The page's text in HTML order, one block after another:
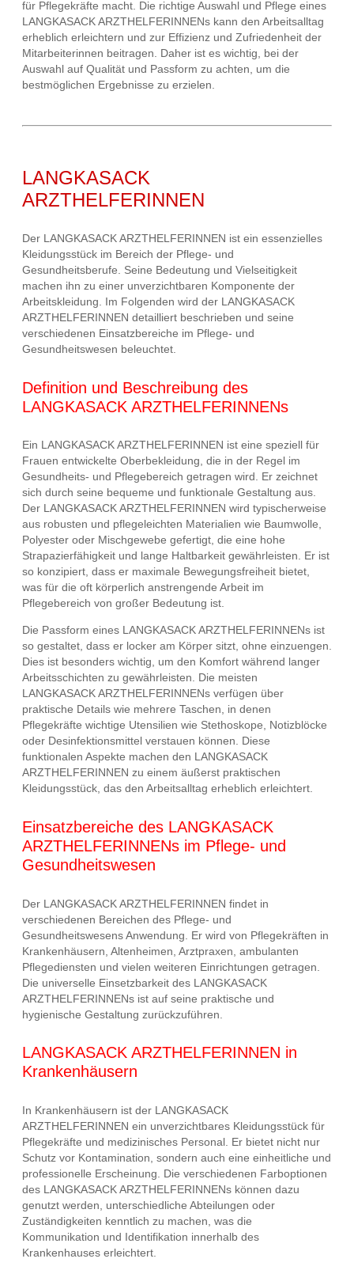
für Pflegekräfte macht. Die richtige Auswahl und Pflege eines
LANGKASACK ARZTHELFERINNENs kann den Arbeitsalltag
erheblich erleichtern und zur Effizienz und Zufriedenheit der
Mitarbeiterinnen beitragen. Daher ist es wichtig, bei der
Auswahl auf Qualität und Passform zu achten, um die
bestmöglichen Ergebnisse zu erzielen.
LANGKASACK
ARZTHELFERINNEN
Der LANGKASACK ARZTHELFERINNEN ist ein essenzielles
Kleidungsstück im Bereich der Pflege- und
Gesundheitsberufe. Seine Bedeutung und Vielseitigkeit
machen ihn zu einer unverzichtbaren Komponente der
Arbeitskleidung. Im Folgenden wird der LANGKASACK
ARZTHELFERINNEN detailliert beschrieben und seine
verschiedenen Einsatzbereiche im Pflege- und
Gesundheitswesen beleuchtet.
Definition und Beschreibung des
LANGKASACK ARZTHELFERINNENs
Ein LANGKASACK ARZTHELFERINNEN ist eine speziell für
Frauen entwickelte Oberbekleidung, die in der Regel im
Gesundheits- und Pflegebereich getragen wird. Er zeichnet
sich durch seine bequeme und funktionale Gestaltung aus.
Der LANGKASACK ARZTHELFERINNEN wird typischerweise
aus robusten und pflegeleichten Materialien wie Baumwolle,
Polyester oder Mischgewebe gefertigt, die eine hohe
Strapazierfähigkeit und lange Haltbarkeit gewährleisten. Er ist
so konzipiert, dass er maximale Bewegungsfreiheit bietet,
was für die oft körperlich anstrengende Arbeit im
Pflegebereich von großer Bedeutung ist.
Die Passform eines LANGKASACK ARZTHELFERINNENs ist
so gestaltet, dass er locker am Körper sitzt, ohne einzuengen.
Dies ist besonders wichtig, um den Komfort während langer
Arbeitsschichten zu gewährleisten. Die meisten
LANGKASACK ARZTHELFERINNENs verfügen über
praktische Details wie mehrere Taschen, in denen
Pflegekräfte wichtige Utensilien wie Stethoskope, Notizblöcke
oder Desinfektionsmittel verstauen können. Diese
funktionalen Aspekte machen den LANGKASACK
ARZTHELFERINNEN zu einem äußerst praktischen
Kleidungsstück, das den Arbeitsalltag erheblich erleichtert.
Einsatzbereiche des LANGKASACK
ARZTHELFERINNENs im Pflege- und
Gesundheitswesen
Der LANGKASACK ARZTHELFERINNEN findet in
verschiedenen Bereichen des Pflege- und
Gesundheitswesens Anwendung. Er wird von Pflegekräften in
Krankenhäusern, Altenheimen, Arztpraxen, ambulanten
Pflegediensten und vielen weiteren Einrichtungen getragen.
Die universelle Einsetzbarkeit des LANGKASACK
ARZTHELFERINNENs ist auf seine praktische und
hygienische Gestaltung zurückzuführen.
LANGKASACK ARZTHELFERINNEN in
Krankenhäusern
In Krankenhäusern ist der LANGKASACK
ARZTHELFERINNEN ein unverzichtbares Kleidungsstück für
Pflegekräfte und medizinisches Personal. Er bietet nicht nur
Schutz vor Kontamination, sondern auch eine einheitliche und
professionelle Erscheinung. Die verschiedenen Farboptionen
des LANGKASACK ARZTHELFERINNENs können dazu
genutzt werden, unterschiedliche Abteilungen oder
Zuständigkeiten kenntlich zu machen, was die
Kommunikation und Identifikation innerhalb des
Krankenhauses erleichtert.